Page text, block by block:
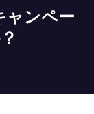
ャンペー